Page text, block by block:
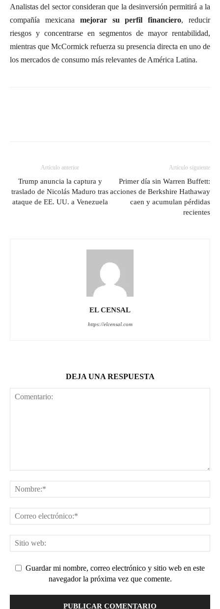
Analistas del sector consideran que la desinversión permitirá a la
compañía mexicana mejorar su perfil financiero, reducir
riesgos y concentrarse en segmentos de mayor rentabilidad,
mientras que McCormick refuerza su presencia directa en uno de
los mercados de consumo más relevantes de América Latina.
Artículo anterior
Trump anuncia la captura y
traslado de Nicolás Maduro tras
ataque de EE. UU. a Venezuela
Artículo siguiente
Primer día sin Warren Buffett:
acciones de Berkshire Hathaway
caen y acumulan pérdidas
recientes
EL CENSAL
https://elcensal.com
DEJA UNA RESPUESTA
Guardar mi nombre, correo electrónico y sitio web en este
navegador la próxima vez que comente.